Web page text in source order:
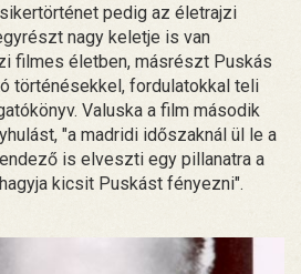
pedig az életrajzi
nagy keletje is van
filmes életben, másrészt Puskás
történésekkel, fordulatokkal teli
Valuska a film második
"a madridi időszaknál ül le a
is elveszti egy pillanatra a
kicsit Puskást fényezni".